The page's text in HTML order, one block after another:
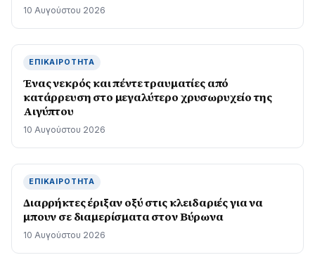
10 Αυγούστου 2026
ΕΠΙΚΑΙΡΌΤΗΤΑ
Ένας νεκρός και πέντε τραυματίες από
κατάρρευση στο μεγαλύτερο χρυσωρυχείο της
Αιγύπτου
10 Αυγούστου 2026
ΕΠΙΚΑΙΡΌΤΗΤΑ
Διαρρήκτες έριξαν οξύ στις κλειδαριές για να
μπουν σε διαμερίσματα στον Βύρωνα
10 Αυγούστου 2026